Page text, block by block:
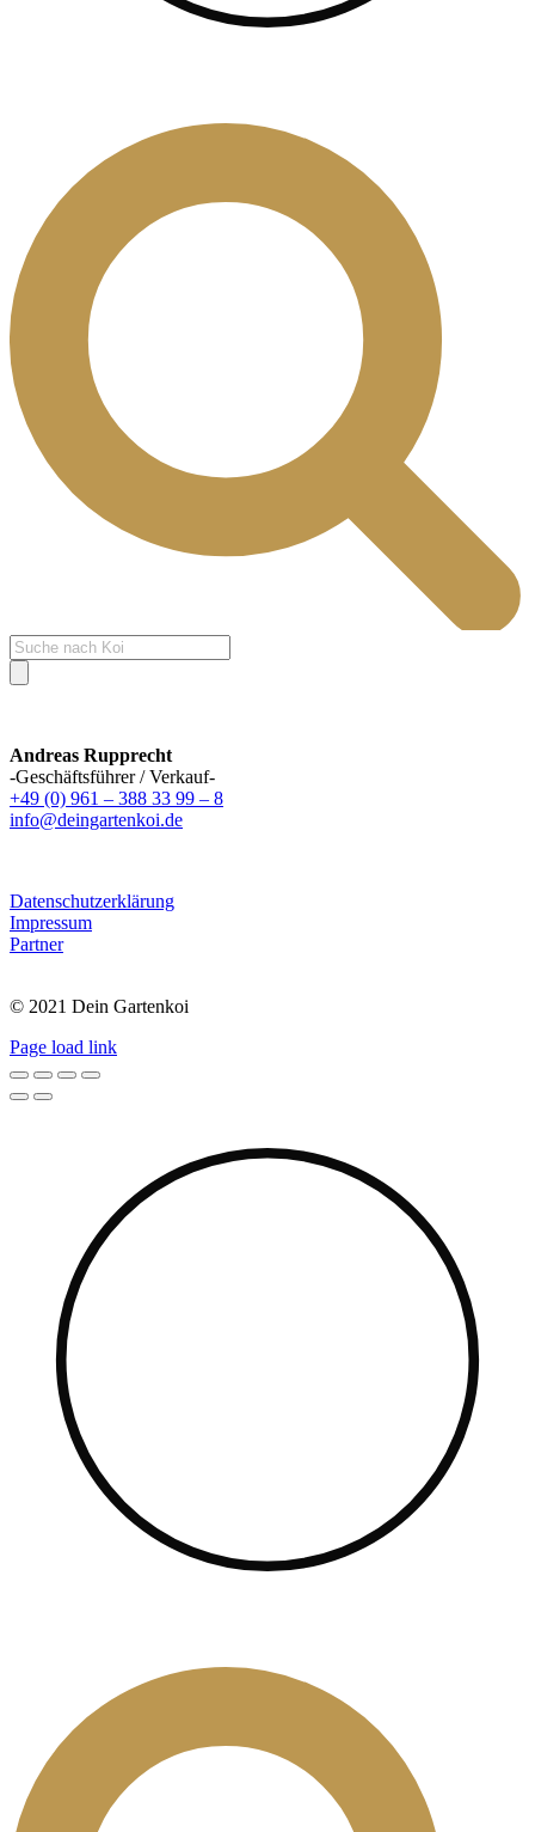
Products
search
Andreas Rupprecht
-Geschäftsführer / Verkauf-
+49 (0) 961 – 388 33 99 – 8
info@deingartenkoi.de
Datenschutzerklärung
Impressum
Partner
© 2021 Dein Gartenkoi
Page load link